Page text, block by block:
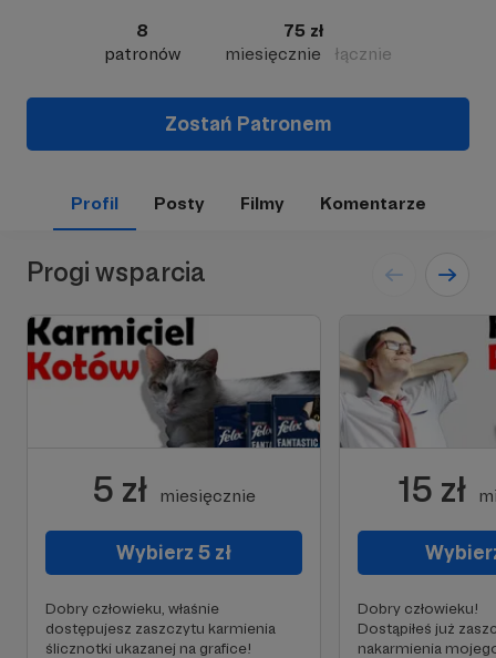
8
patronów
75 zł
miesięcznie
łącznie
Zostań Patronem
Profil Posty Filmy Komentarze
Progi wsparcia
5 zł miesięcznie
Wybierz 5 zł
Dobry człowieku, właśnie
dostępujesz zaszczytu karmienia
ślicznotki ukazanej na grafice!
15 zł
Dobry człowieku!
Dostąpiłeś już
nakarmienia